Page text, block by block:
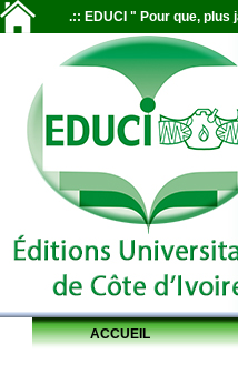
.:: EDUCI " Pour que,
ACCUEIL